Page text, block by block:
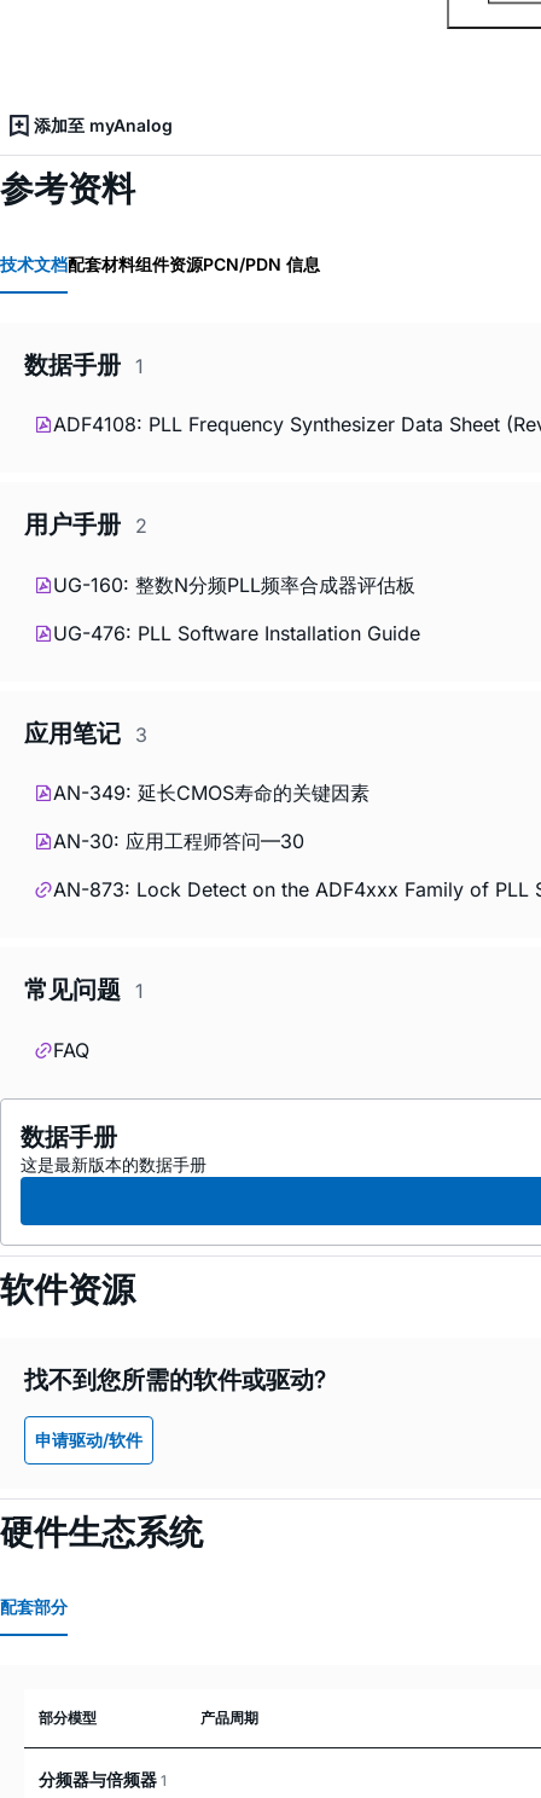
添加至 myAnalog
参考资料
技术文档配套材料组件资源PCN/PDN 信息
数据手册 1
ADF4108: PLL Frequency Synthesizer Data Sheet
用户手册 2
UG-160: 整数N分频PLL频率合成器评估板
UG-476: PLL Software Installation Guide
应用笔记 3
AN-349: 延长CMOS寿命的关键因素
AN-30: 应用工程师答问—30
AN-873: Lock Detect on the ADF4xxx Family of PLL
常见问题 1
FAQ
数据手册
这是最新版本的数据手册
软件资源
找不到您所需的软件或驱动?
申请驱动/软件
硬件生态系统
配套部分
部分模型 产品周期
分频器与倍频器 1